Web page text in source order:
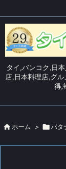
タイ,バンコク,日
店,日本料理店,グ
得,
 ホーム > パタ